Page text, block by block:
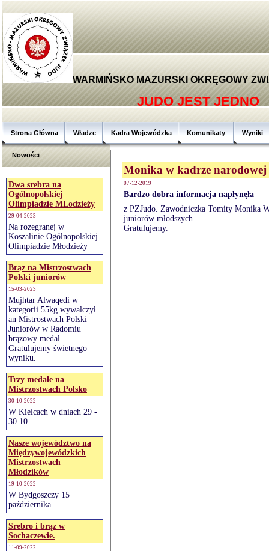
WARMIŃSKO MAZURSKI OKRĘGOWY
JUDO JEST JEDNO
Strona Główna Władze Kadra Wojewódzka Komunikaty Wyniki
Nowości
Dwa srebra na
Ogólnopolskiej
Olimpiadzie MLodzieży
29-04-2023
Na rozegranej w
Koszalinie Ogólnopolskiej
Olimpiadzie Młodzieży
Brąz na Mistrzostwach
Polski juniorów
15-03-2023
Mujhtar Alwaqedi w
kategorii 55kg wywalczył
an Mistrostwach Polski
Juniorów w Radomiu
brązowy medal.
Gratulujemy świetnego
wyniku.
Trzy medale na
Mistrzostwach Polsko
30-10-2022
W Kielcach w dniach 29 -
30.10
Nasze województwo na
Międzywojewódzkich
Mistrzostwach
Młodzików
19-10-2022
W Bydgoszczy 15
października
Srebro i brąz w
Sochaczewie.
11-09-2022
Monika w kadrze narodowej
07-12-2019
Bardzo dobra informacja napłynęła
z PZJudo. Zawodniczka Tomity Monika
juniorów młodszych.
Gratulujemy.